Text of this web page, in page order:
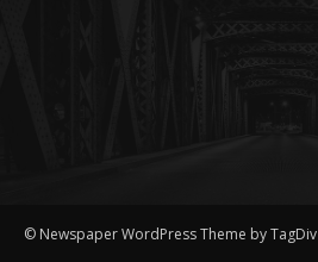
© Newspaper WordPress Theme by TagDiv